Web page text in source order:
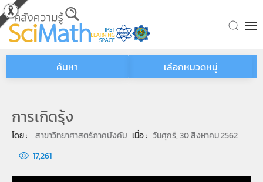
Skip to main content
ค้นหา เลือกหมวดหมู่
การเกิดรุ้ง
โดย : สาขาวิทยาศาสตร์ภาคบังคับ เมื่อ : วันศุกร์, 30 สิงหาคม 2562
17,261